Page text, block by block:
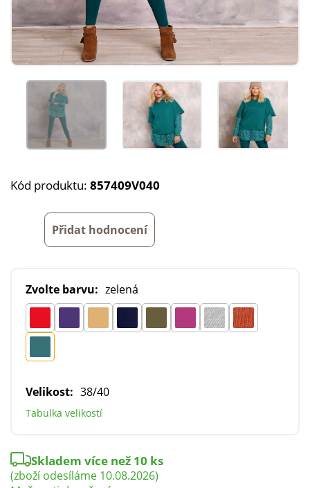
Kód produktu: 857409V040
Přidat hodnocení
Zvolte barvu: zelená
Velikost: 38/40
Tabulka velikostí
Skladem více než 10 ks
(zboží odesíláme 10.08.2026)